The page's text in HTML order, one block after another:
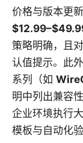
价格与版本更
策略明确，且
认值提示。此
系列（如
明中列出兼容
企业环境执行
模板与自动化验